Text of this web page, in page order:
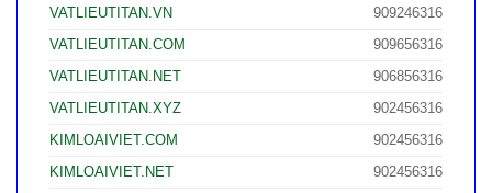
VATLIEUTITAN.VN
909246316
VATLIEUTITAN.COM
909656316
VATLIEUTITAN.NET
906856316
VATLIEUTITAN.XYZ
902456316
KIMLOAIVIET.COM
902456316
KIMLOAIVIET.NET
902456316